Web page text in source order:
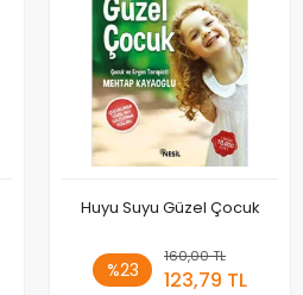
Huyu Suyu Güzel Çocuk
%23
160,00 TL
123,79 TL